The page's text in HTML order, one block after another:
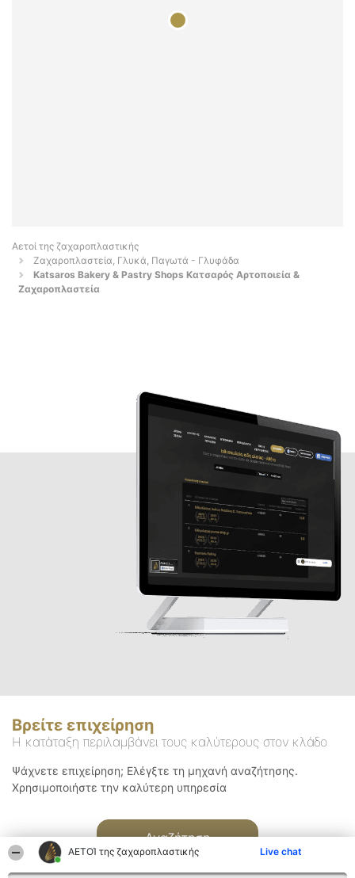
ΑΕΤΟΊ της ζαχαροπλαστικής Live chat
Αετοί της ζαχαροπλαστικής
Ζαχαροπλαστεία, Γλυκά, Παγωτά - Γλυφάδα
Katsaros Bakery & Pastry Shops Κατσαρός Αρτοποιεία &
Ζαχαροπλαστεία
Βρείτε επιχείρηση
Η κατάταξη περιλαμβάνει τους καλύτερους στον κλάδο
Ψάχνετε επιχείρηση; Ελέγξτε τη μηχανή αναζήτησης.
Χρησιμοποιήστε την καλύτερη υπηρεσία
Αναζήτηση